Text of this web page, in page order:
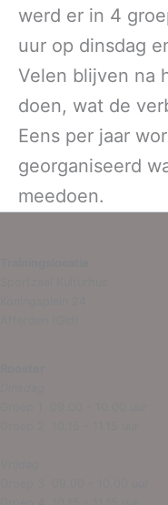
werd er in 4
uur op dinsdag
Velen blijven na
doen, wat de
Eens per jaar
georganiseerd
meedoen.